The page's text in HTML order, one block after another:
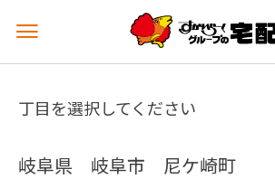
メ
ュ
を
丁目を選択してください
岐阜県 岐阜市 尼ケ崎町